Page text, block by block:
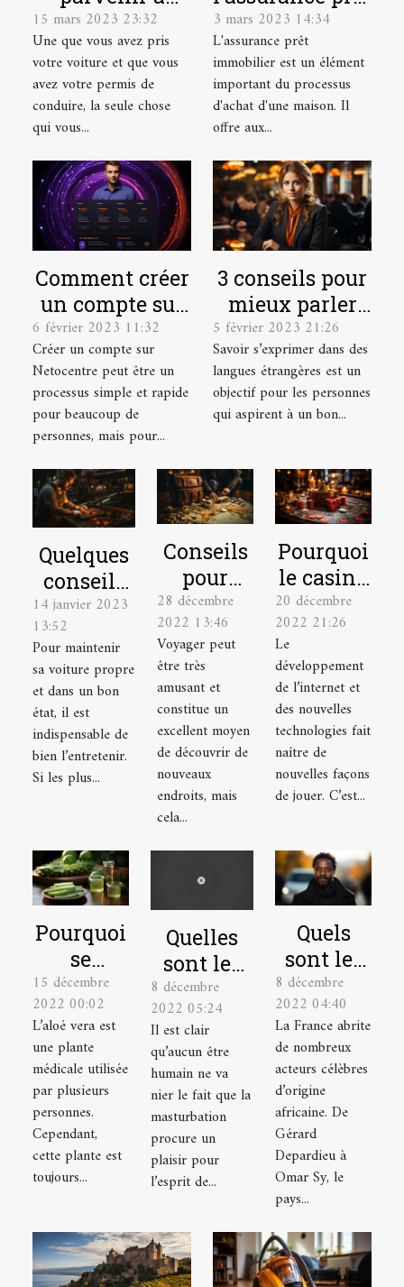
dénicher une
bonne
assurance auto
?
15 mars 2023 23:32
Une que vous avez pris
votre voiture et que vous
avez votre permis de
conduire, la seule chose
qui vous...
immobilier ?
3 mars 2023 14:34
L'assurance prêt
immobilier est un élément
important du processus
d'achat d'une maison. Il
offre aux...
Comment créer
un compte sur
Netocentre ?
6 février 2023 11:32
Créer un compte sur
Netocentre peut être un
processus simple et rapide
pour beaucoup de
personnes, mais pour...
3 conseils pour
mieux parler
une langue
étrangère
5 février 2023 21:26
Savoir s’exprimer dans des
langues étrangères est un
objectif pour les personnes
qui aspirent à un bon...
Quelques
conseils
pour bien
entretenir
sa voiture
14 janvier 2023
13:52
Pour maintenir
sa voiture propre
et dans un bon
état, il est
indispensable de
bien l’entretenir.
Si les plus...
Conseils
pour
élaborer
le plan
de
voyage
idéal
28 décembre
2022 13:46
Voyager peut
être très
amusant et
constitue un
excellent moyen
de découvrir de
nouveaux
endroits, mais
cela...
Pourquoi
le casino
en ligne
est-il un
excellent
choix ?
20 décembre
2022 21:26
Le
développement
de l’internet et
des nouvelles
technologies fait
naître de
nouvelles façons
de jouer. C’est...
Pourquoi
se
soigner
avec la
plante
aloé vera
?
15 décembre
2022 00:02
L’aloé vera est
une plante
médicale utilisée
par plusieurs
personnes.
Cependant,
cette plante est
toujours...
Quelles
sont les
astuces
pour bien
se
masturber
?
8 décembre
2022 05:24
Il est clair
qu’aucun être
humain ne va
nier le fait que la
masturbation
procure un
plaisir pour
l’esprit de...
Quels
sont les
acteurs
noirs
français
les plus
célèbres ?
8 décembre
2022 04:40
La France abrite
de nombreux
acteurs célèbres
d’origine
africaine. De
Gérard
Depardieu à
Omar Sy, le
pays...